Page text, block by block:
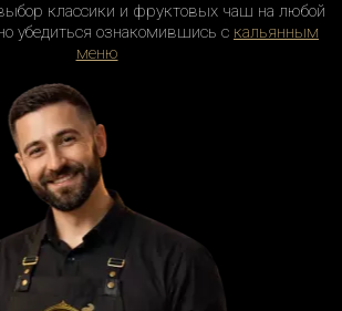
классики и фруктовых чаш на любой
убедиться ознакомившись с кальянным
меню